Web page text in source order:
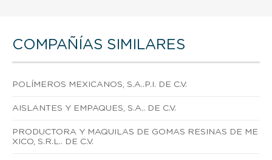
COMPAÑÍAS SIMILARES
POLÍMEROS MEXICANOS, S.A..P.I. DE C.V.
AISLANTES Y EMPAQUES, S.A.. DE C.V.
PRODUCTORA Y MAQUILAS DE GOMAS RESINAS DE ME
XICO, S.R.L.. DE C.V.